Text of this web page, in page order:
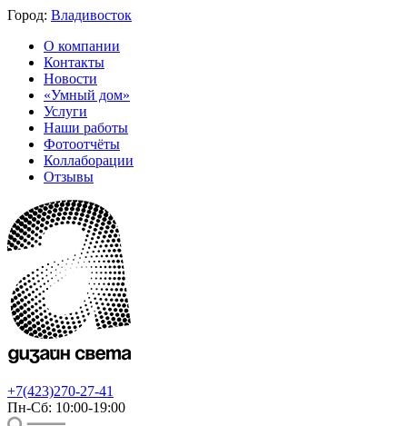
Город: Владивосток
О компании
Контакты
Новости
«Умный дом»
Услуги
Наши работы
Фотоотчёты
Коллаборации
Отзывы
+7(423)270-27-41
Пн-Сб: 10:00-19:00